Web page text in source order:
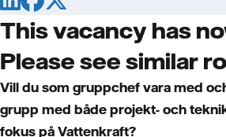
This vacancy has
Please see similar
Vill du som gruppchef vara med
grupp med både projekt- och
fokus på Vattenkraft?